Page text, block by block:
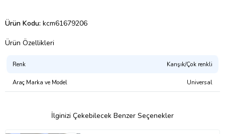
Ürün Kodu: kcm61679206
Ürün Özellikleri
Renk Karışık/Çok renkli
Araç Marka ve Model Universal
İlginizi Çekebilecek Benzer Seçenekler